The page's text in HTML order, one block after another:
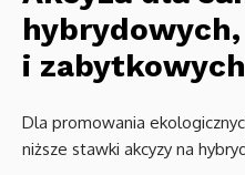
i zabytkowych
Dla promowania
niższe stawki akcyzy na